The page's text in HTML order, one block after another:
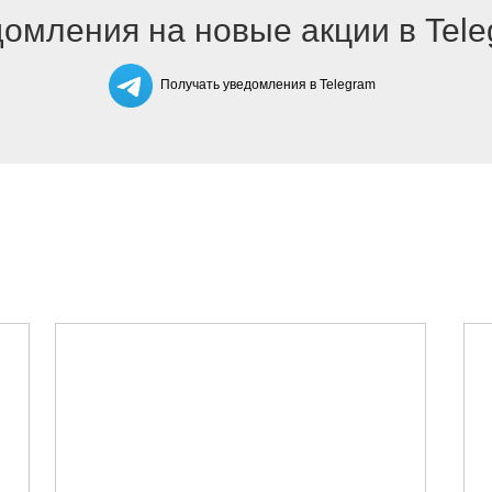
на новые акции в
Получать уведомления в Telegram